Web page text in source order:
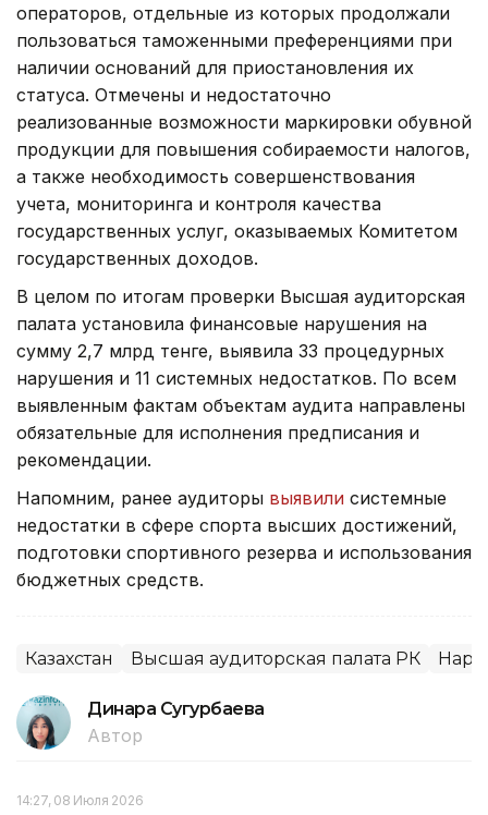
операторов, отдельные из которых продолжали
пользоваться таможенными преференциями при
наличии оснований для приостановления их
статуса. Отмечены и недостаточно
реализованные возможности маркировки обувной
продукции для повышения собираемости налогов,
а также необходимость совершенствования
учета, мониторинга и контроля качества
государственных услуг, оказываемых Комитетом
государственных доходов.
В целом по итогам проверки Высшая аудиторская
палата установила финансовые нарушения на
сумму 2,7 млрд тенге, выявила 33 процедурных
нарушения и 11 системных недостатков. По всем
выявленным фактам объектам аудита направлены
обязательные для исполнения предписания и
рекомендации.
Напомним, ранее аудиторы выявили системные
недостатки в сфере спорта высших достижений,
подготовки спортивного резерва и использования
бюджетных средств.
Казахстан Высшая аудиторская палата РК
Динара Сугурбаева
Автор
14:27, 08 Июля 2026